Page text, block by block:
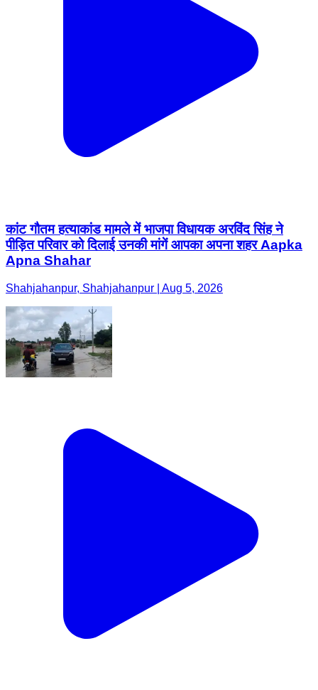
कांट गौतम हत्याकांड मामले में भाजपा विधायक अरविंद सिंह ने
पीड़ित परिवार को दिलाई उनकी मांगें आपका अपना शहर Aapka
Apna Shahar
Shahjahanpur, Shahjahanpur | Aug 5, 2026